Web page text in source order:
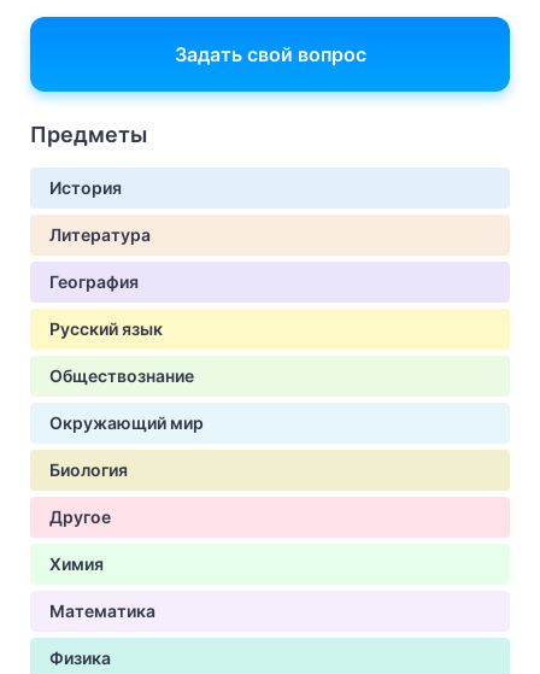
Задать свой вопрос
Предметы
История
Литература
География
Русский язык
Обществознание
Окружающий мир
Биология
Другое
Химия
Математика
Физика